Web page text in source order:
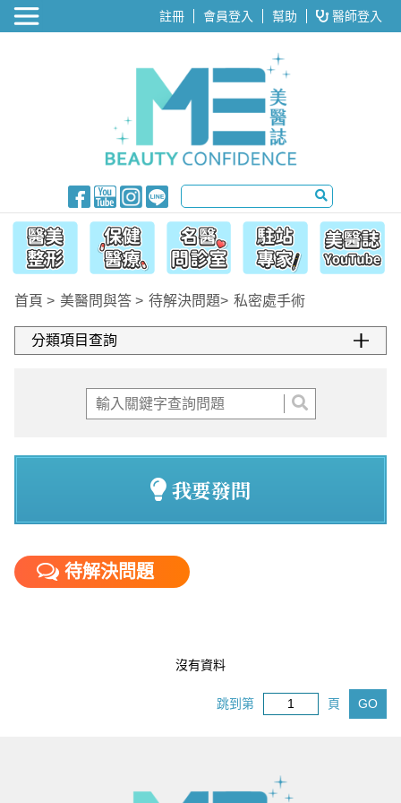
醫美整形 註冊 會員登入 幫助 醫師登入
首頁 美醫問與答 待解決問題 私密處手術
我要發問
待解決問題
沒有資料
跳到第 頁 GO